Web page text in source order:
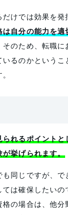
けでは効果を発
は自分の能力を適
そのため、転職に
るのかというこ
れるポイントと
挙げられます。
も同じですが、で
は確保したいの
の場合は、他分